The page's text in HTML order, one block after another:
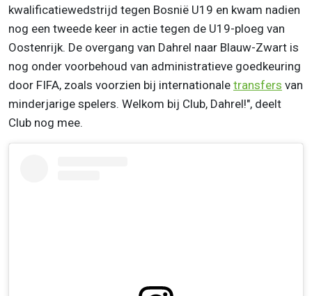
kwalificatiewedstrijd tegen Bosnië U19 en kwam nadien
nog een tweede keer in actie tegen de U19-ploeg van
Oostenrijk. De overgang van Dahrel naar Blauw-Zwart is
nog onder voorbehoud van administratieve goedkeuring
door FIFA, zoals voorzien bij internationale transfers van
minderjarige spelers. Welkom bij Club, Dahrel!", deelt
Club nog mee.